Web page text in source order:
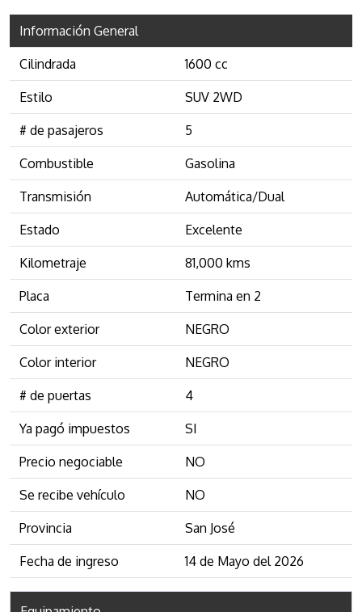
Información General
Cilindrada 1600 cc
Estilo SUV 2WD
# de pasajeros 5
Combustible Gasolina
Transmisión Automática/Dual
Estado Excelente
Kilometraje 81,000 kms
Placa Termina en 2
Color exterior NEGRO
Color interior NEGRO
# de puertas 4
Ya pagó impuestos SI
Precio negociable NO
Se recibe vehículo NO
Provincia San José
Fecha de ingreso 14 de Mayo del 2026